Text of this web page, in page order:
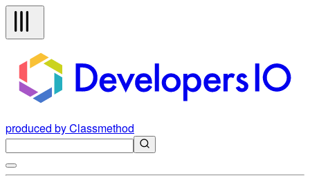
produced by Classmethod